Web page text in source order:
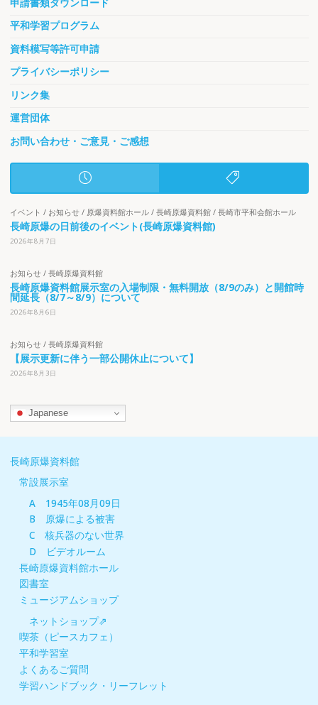
申請書類ダウンロード
平和学習プログラム
資料模写等許可申請
プライバシーポリシー
リンク集
運営団体
お問い合わせ・ご意見・ご感想
イベント / お知らせ/ 原爆資料館ホール/ 長崎原爆資料館/ 長崎市平和会館ホール
長崎原爆の日前後のイベント(長崎原爆資料館)
2026年8月7日
お知らせ/ 長崎原爆資料館
長崎原爆資料館展示室の入場制限・無料開放（8/9のみ）と開館時
間延長（8/7～8/9）について
2026年8月6日
お知らせ/ 長崎原爆資料館
【展示更新に伴う一部公開休止について】
2026年8月3日
Japanese
長崎原爆資料館
常設展示室
A 1945年08月09日
B 原爆による被害
C 核兵器のない世界
D ビデオルーム
長崎原爆資料館ホール
図書室
ミュージアムショップ
ネットショップ⇗
喫茶（ピースカフェ）
平和学習室
よくあるご質問
学習ハンドブック・リーフレット